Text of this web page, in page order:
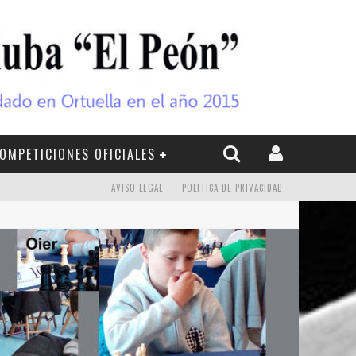
OFICIALES
AVISO LEGAL POLITICA DE PRIVACIDAD